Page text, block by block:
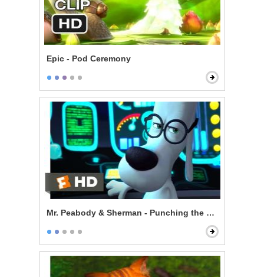
Epic - Pod Ceremony
Mr. Peabody & Sherman - Punching the Future in the